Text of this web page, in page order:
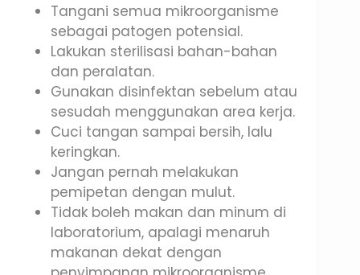
Tangani semua mikroorganisme
sebagai patogen potensial.
Lakukan sterilisasi bahan-bahan
dan peralatan.
Gunakan disinfektan sebelum atau
sesudah menggunakan area kerja.
Cuci tangan sampai bersih, lalu
keringkan.
Jangan pernah melakukan
pemipetan dengan mulut.
Tidak boleh makan dan minum di
laboratorium, apalagi menaruh
makanan dekat dengan